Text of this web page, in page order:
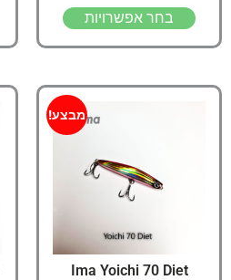
בחר אפשרויות
מבצע!
Ima Yoichi 70 Diet